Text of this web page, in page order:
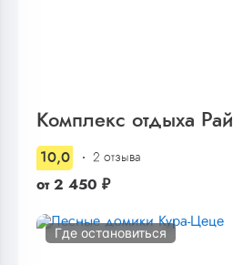
Комплекс отдыха
10,0 2 отзыва
от 2 450 ₽
Где остановиться